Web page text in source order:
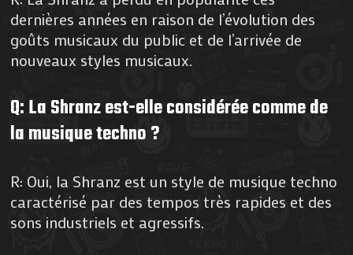
dernières années en raison de l’évolution des
goûts musicaux du public et de l’arrivée de
nouveaux styles musicaux.
Q: La Shranz est-elle considérée comme de
la musique techno ?
R: Oui, la Shranz est un style de musique techno
caractérisé par des tempos très rapides et des
sons industriels et agressifs.